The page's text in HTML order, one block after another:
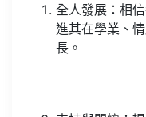
全人發展：相
進其在學業、
長。